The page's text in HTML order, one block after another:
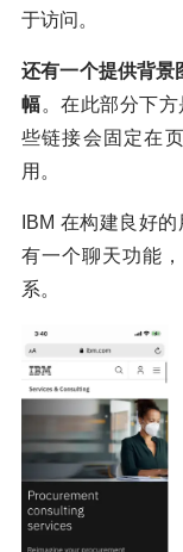
于访问。
还有一个提供背景
幅。在此部分下
些链接会固定在
用。
IBM 在构建良好
有一个聊天功能
系。